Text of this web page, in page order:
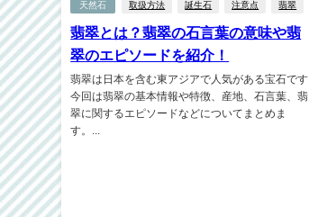
天然石 取扱方法 誕生石 注意点 翡翠
翡翠とは？翡翠の石言葉の意味や翡
翠のエピソードを紹介！
翡翠は日本を含む東アジアで人気がある宝石です
今回は翡翠の基本情報や特徴、産地、石言葉、翡
翠に関するエピソードなどについてまとめま
す。...